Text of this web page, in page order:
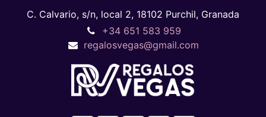
C. Calvario, s/n, local 2, 18102 Purchil, Granada
+34 651 583 959
regalosvegas@gmail.com